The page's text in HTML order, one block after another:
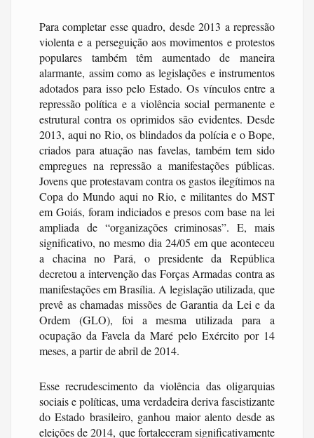
Para completar esse quadro, desde 2013 a repressão
violenta e a perseguição aos movimentos e protestos
populares também têm aumentado de maneira
alarmante, assim como as legislações e instrumentos
adotados para isso pelo Estado. Os vínculos entre a
repressão política e a violência social permanente e
estrutural contra os oprimidos são evidentes. Desde
2013, aqui no Rio, os blindados da polícia e o Bope,
criados para atuação nas favelas, também tem sido
empregues na repressão a manifestações públicas.
Jovens que protestavam contra os gastos ilegítimos na
Copa do Mundo aqui no Rio, e militantes do MST
em Goiás, foram indiciados e presos com base na lei
ampliada de “organizações criminosas”. E, mais
significativo, no mesmo dia 24/05 em que aconteceu
a chacina no Pará, o presidente da República
decretou a intervenção das Forças Armadas contra as
manifestações em Brasília. A legislação utilizada, que
prevê as chamadas missões de Garantia da Lei e da
Ordem (GLO), foi a mesma utilizada para a
ocupação da Favela da Maré pelo Exército por 14
meses, a partir de abril de 2014.
Esse recrudescimento da violência das oligarquias
sociais e políticas, uma verdadeira deriva fascistizante
do Estado brasileiro, ganhou maior alento desde as
eleições de 2014, que fortaleceram significativamente